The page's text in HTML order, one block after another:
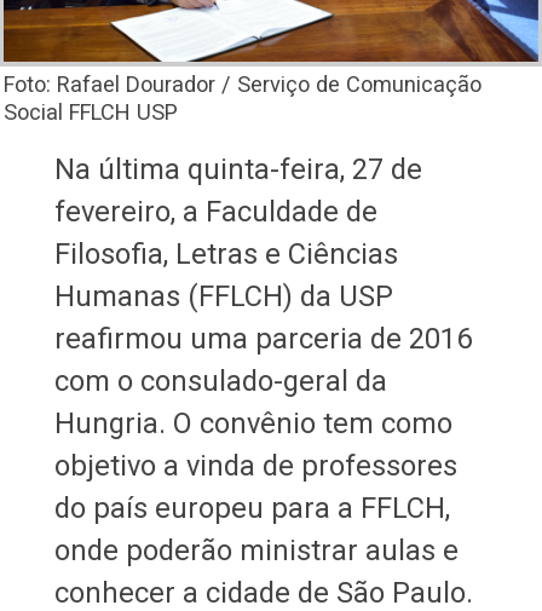
Foto: Rafael Dourador / Serviço de Comunicação
Social FFLCH USP
Na última quinta-feira, 27 de
fevereiro, a Faculdade de
Filosofia, Letras e Ciências
Humanas (FFLCH) da USP
reafirmou uma parceria de 2016
com o consulado-geral da
Hungria. O convênio tem como
objetivo a vinda de professores
do país europeu para a FFLCH,
onde poderão ministrar aulas e
conhecer a cidade de São Paulo.